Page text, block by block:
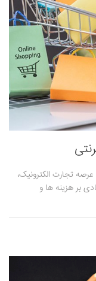
تجارت الکترونیک،
بر هزینه ها و